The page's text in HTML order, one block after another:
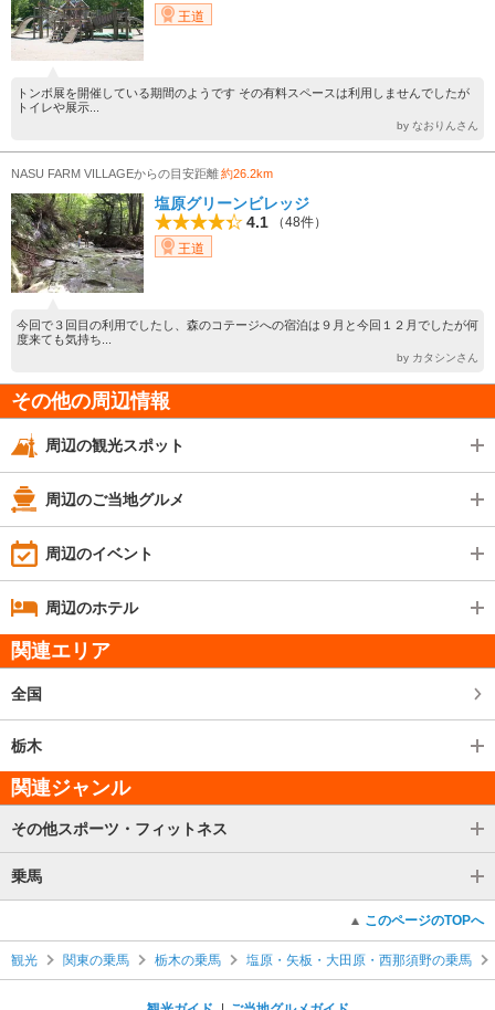
王道
トンボ展を開催している期間のようです その有料スペースは利用しませんでしたが
トイレや展示...
by なおりんさん
NASU FARM VILLAGEからの目安距離約26.2km
塩原グリーンビレッジ
4.1
（48件）
王道
今回で３回目の利用でしたし、森のコテージへの宿泊は９月と今回１２月でしたが何
度来ても気持ち...
by カタシンさん
その他の周辺情報
周辺の観光スポット
周辺のご当地グルメ
周辺のイベント
周辺のホテル
関連エリア
全国
栃木
関連ジャンル
その他スポーツ・フィットネス
乗馬
このページのTOPへ
観光 関東の乗馬 栃木の乗馬 塩原・矢板・大田原・西那須野の乗馬